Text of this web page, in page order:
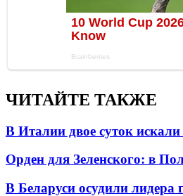
ЧИТАЙТЕ ТАКЖЕ
В Италии двое суток
Орден для Зеленского: в
В Беларуси осудили